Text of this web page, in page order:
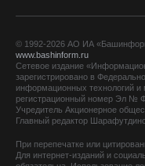
© 1992-2026 АО ИА
www.bashinform.ru
Сетевое издание
зарегистрировано в
информационных технологий
регистрационный номер Эл №
Учредитель Акционерное
Главный редактор
При перепечатке или
Для интернет-изданий и